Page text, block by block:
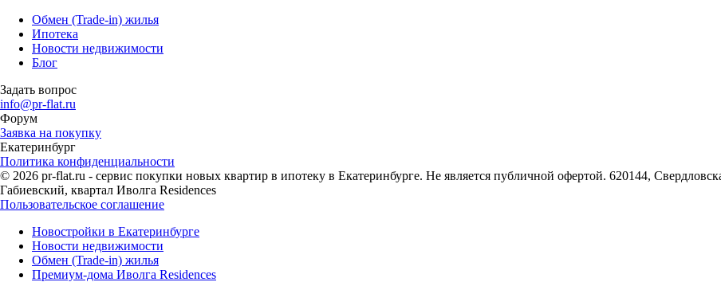
Обмен (Trade-in) жилья
Ипотека
Новости недвижимости
Блог
Задать вопрос
info@pr-flat.ru
Форум
Заявка на покупку
Екатеринбург
Политика конфиденциальности
© 2026 pr-flat.ru - сервис покупки новых квартир в ипотеку в Екатеринбурге. Не является публичной офертой. 620144,
Габиевский, квартал Иволга Residences
Пользовательское соглашение
Новостройки в Екатеринбурге
Новости недвижимости
Обмен (Trade-in) жилья
Премиум-дома Иволга Residences